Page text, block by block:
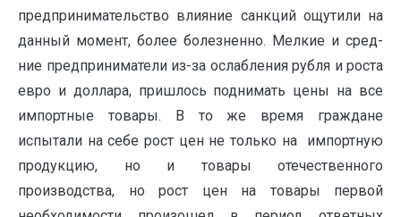
предпринимательство влияние санкций ощутили на
данный момент, более болезненно. Мелкие и сред­
ние предприниматели из-за ослабления рубля и роста
евро и доллара, пришлось поднимать цены на все
импортные товары. В то же время граждане
испытали на себе рост цен не только на импортную
продукцию, но и товары отечественного
производства, но рост цен на товары первой